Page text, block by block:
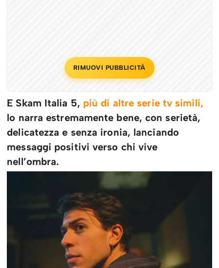
RIMUOVI PUBBLICITÀ
E Skam Italia 5, più di altre serie tv simili,
lo narra estremamente bene, con serietà,
delicatezza e senza ironia, lanciando
messaggi positivi verso chi vive
nell’ombra.